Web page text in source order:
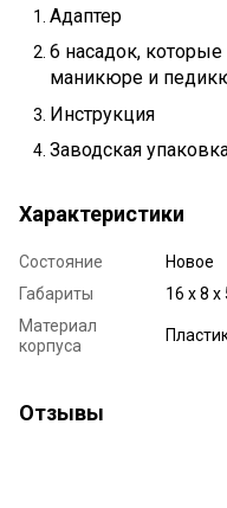
Адаптер
6 насадок,
маникюре и
Инструкция
Заводская
Характеристики
Состояние
Новое
Габариты
16 х 8
Материал
корпуса
Отзывы